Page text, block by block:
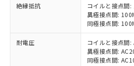
絶縁抵抗
コイルと接点間
異極接点間:
同極接点間:
耐電圧
コイルと接点間
異極接点間:
同極接点間:
ことをご了承ください
在庫状況および標準
記載している更新日
タに基づき作成される
覧された時点での実
準価格とは異なる場
むを得ず変更することがあ
ミウム(Cd) 100ppm以下、
六価クロム(Cr(Ⅵ)) 1000ppm以下、
類(PBB) 1000ppm以下、ポリ臭化
「－」：未確認です。当社
い合わせください。
*中国RoHS10物質の基準値 (GB/
Pb(鉛) :1000ppm、 Hg(水銀) :
Cr(Ⅵ)(六価クロム) : 1000ppm、
為替および外国貿易法
（以下｢規制貨物等」
または国外への提供
国政府の輸出許可(ま
可)を取得するなどの
とります。
説明